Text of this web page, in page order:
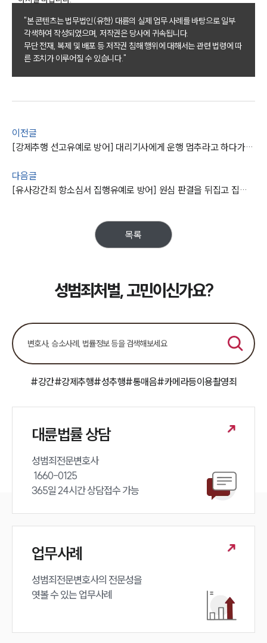
성범죄대응부 업무
전체
법률 블로그
법률서식
세미나
대륜법률상담예약
"본 콘텐츠는 법무법인(유한) 대륜의 실제 업무 사례를 바탕으로 일부
각색하여 작성되었으며, 저작권은 당사에 귀속됩니다.
무단 전재, 복제 및 배포 등 저작권 침해 행위에 대해서는 관련 법령에 따
른 조치가 이루어질 수 있습니다."
이전글
[강제추행 선고유예로 방어] 대리기사에게 운행 멈추라고 하다가 강제추행 혐의 제기됐으나 억울함 해소
다음글
[유사강간죄 항소심서 집행유예로 방어] 원심 판결을 뒤집고 집행유예 판결 받아냄
목록
성범죄처벌, 고민이신가요?
#강간#강제추행#성추행#통매음#카메라등이용촬영죄
대륜법률 상담
성범죄전문변호사
365일 24시간 상담접수 가능
업무사례
성범죄전문변호사의 전문성을
엿볼 수 있는 업무사례